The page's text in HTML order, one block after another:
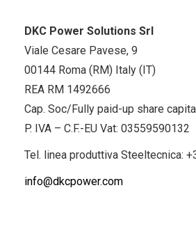
DKC Power Solutions Srl
Viale Cesare Pavese, 9
00144 Roma (RM) Italy (IT)
REA RM 1492666
Cap. Soc/Fully paid-up share
P. IVA – C.F.-EU Vat: 03559590132
Tel. linea produttiva Steeltecnica:
info@dkcpower.com